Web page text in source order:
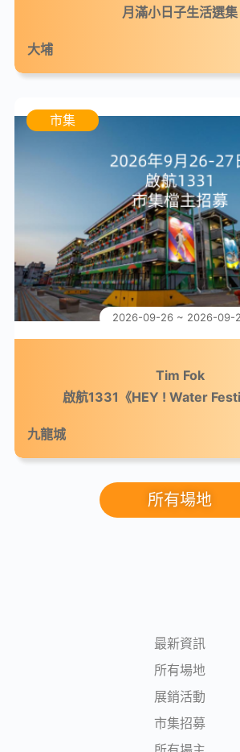
月滿小日子生活選集
大埔
市集
2026-09-26 ~ 2026-09-
Tim Fok
啟航1331《HEY ! Water
九龍城
所有場地
最新資訊
所有場地
展銷活動
市集招募